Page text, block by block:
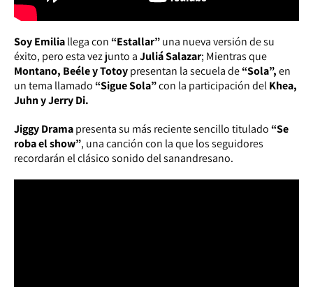
Soy Emiliallega con“Estallar”una nueva versión de su
éxito, pero esta vez junto aJuliá Salazar; Mientras que
Montano, Beéle y Totoypresentan la secuela de“Sola”,en
un tema llamado“Sigue Sola”con la participación delKhea,
Juhn y Jerry Di.
Jiggy Dramapresenta su más reciente sencillo titulado“Se
roba el show”, una canción con la que los seguidores
recordarán el clásico sonido del sanandresano.